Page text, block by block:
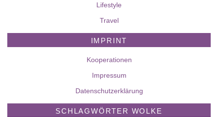
Lifestyle
Travel
IMPRINT
Kooperationen
Impressum
Datenschutzerklärung
SCHLAGWÖRTER WOLKE